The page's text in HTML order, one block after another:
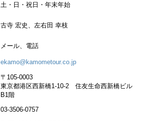
土・日・祝日・年末年始
古寺 宏史、左右田 幸枝
メール、電話
ekamo@kamometour.co.jp
〒105-0003
東京都港区西新橋1-10-2 住友生命西新橋ビル
B1階
03-3506-0757